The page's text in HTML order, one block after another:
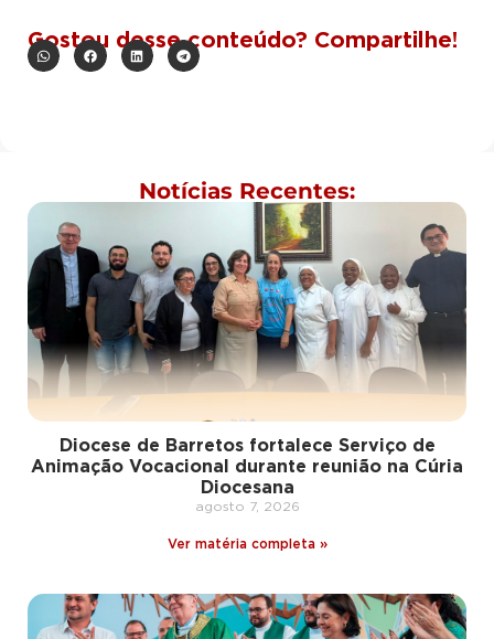
Gostou desse conteúdo? Compartilhe!
Notícias Recentes:
Diocese de Barretos fortalece Serviço de
Animação Vocacional durante reunião na Cúria
Diocesana
agosto 7, 2026
Ver matéria completa »